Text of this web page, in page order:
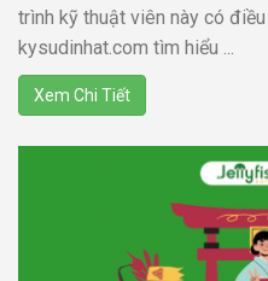
trình kỹ thuật viên này có
kysudinhat.com tìm hiểu ...
Xem Chi Tiết